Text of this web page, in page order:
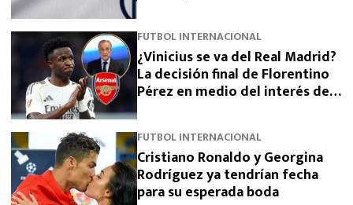
FUTBOL INTERNACIONAL
¿Vinicius se va del Real Madrid?
La decisión final de Florentino
Pérez en medio del interés del
FUTBOL INTERNACIONAL
Cristiano Ronaldo y Georgina
Rodríguez ya tendrían fecha
para su esperada boda